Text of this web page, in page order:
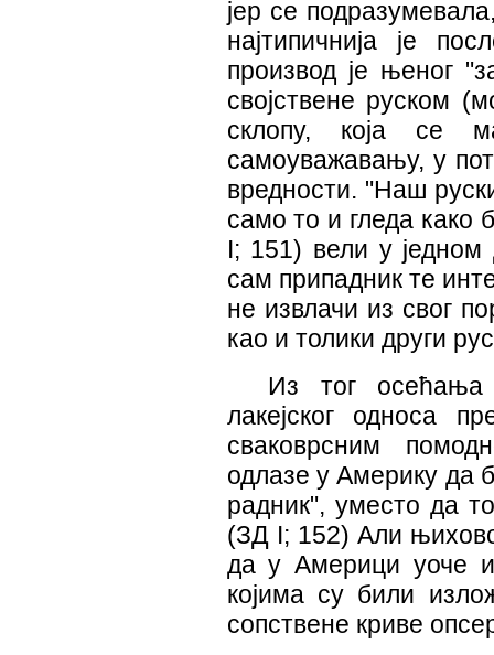
јер се
најтипичнија је
производ је њеног
својствене руском
склопу, која се
самоуважавању, у
вредности. "Наш
само то и гледа како
I; 151) вели у једном
сам припадник те
не извлачи из свог
као и толики други
Из тог осећања
лакејског односа
сваковрсним
одлазе у Америку да
радник", уместо да
(ЗД I; 152) Али
да у Америци уоче
којима су били
сопствене криве